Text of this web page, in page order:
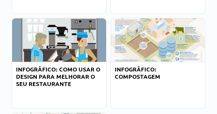
INFOGRÁFICO: COMO USAR O
DESIGN PARA MELHORAR O
SEU RESTAURANTE
INFOGRÁFICO:
COMPOSTAGEM